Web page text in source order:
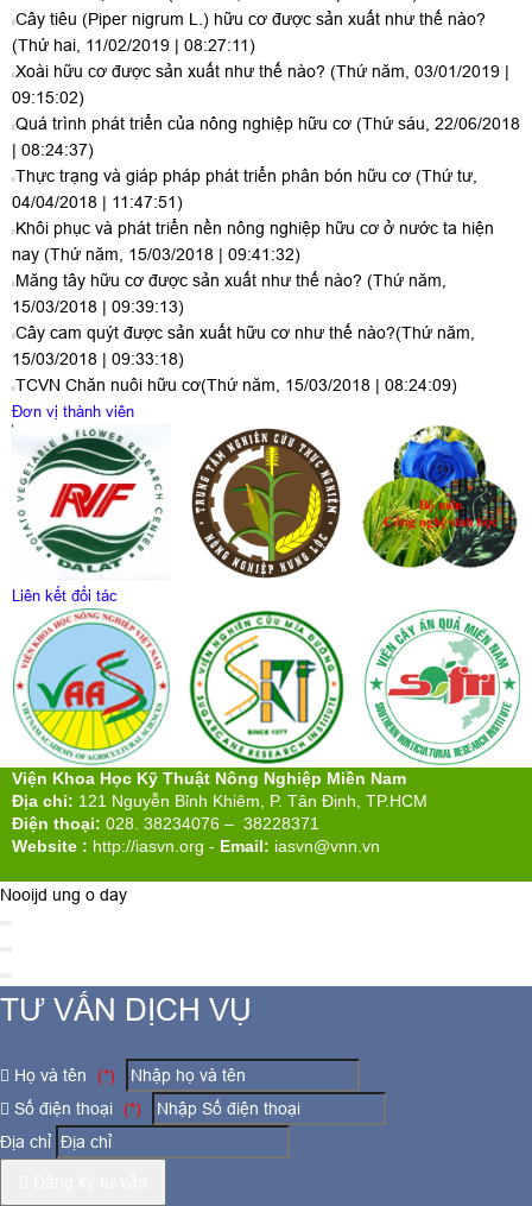
Cây tiêu (Piper nigrum L.) hữu cơ được sản xuất như thế nào?
(Thứ hai, 11/02/2019 | 08:27:11)
Xoài hữu cơ được sản xuất như thế nào? (Thứ năm, 03/01/2019 |
09:15:02)
Quá trình phát triển của nông nghiệp hữu cơ (Thứ sáu, 22/06/2018
| 08:24:37)
Thực trạng và giáp pháp phát triển phân bón hữu cơ (Thứ tư,
04/04/2018 | 11:47:51)
Khôi phục và phát triển nền nông nghiệp hữu cơ ở nước ta hiện
nay (Thứ năm, 15/03/2018 | 09:41:32)
Măng tây hữu cơ được sản xuất như thế nào? (Thứ năm,
15/03/2018 | 09:39:13)
Cây cam quýt được sản xuất hữu cơ như thế nào?(Thứ năm,
15/03/2018 | 09:33:18)
TCVN Chăn nuôi hữu cơ(Thứ năm, 15/03/2018 | 08:24:09)
Đơn vị thành viên
Liên kết đối tác
Viện Khoa Học Kỹ Thuật Nông Nghiệp Miền Nam
Địa chỉ: 121 Nguyễn Bỉnh Khiêm, P. Tân Định, TP.HCM
Điện thoại: 028. 38234076 – 38228371
Website : http://iasvn.org - Email: iasvn@vnn.vn
Nooijd ung o day
TƯ VẤN DỊCH VỤ
Họ và tên
(*)
Số điện thoại
(*)
Địa chỉ